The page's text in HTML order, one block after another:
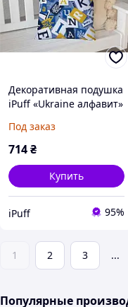
Декоративная подушка
iPuff «Ukraine алфавит»
плюш, односторонняя
Под заказ
714₴
Купить
iPuff 95%
1 2 3 ...
Популярные